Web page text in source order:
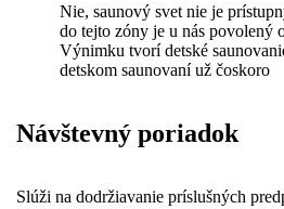
Nie, saunový svet nie je
do tejto zóny je u nás povolený
Výnimku tvorí detské
detskom saunovaní už čoskoro
Návštevný poriadok
Slúži na dodržiavanie príslušných